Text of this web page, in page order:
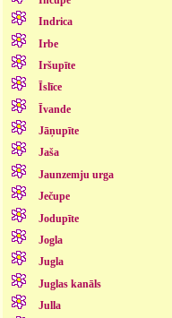
Indrica
Irbe
Iršupīte
Īslīce
Īvande
Jāņupīte
Jaša
Jaunzemju urga
Ječupe
Jodupīte
Jogla
Jugla
Juglas kanāls
Julla